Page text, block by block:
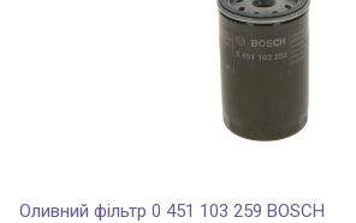
Оливний фільтр 0 451 103 259 BOSCH